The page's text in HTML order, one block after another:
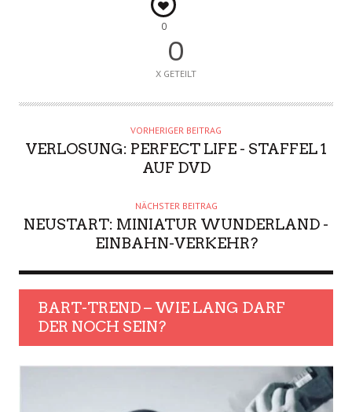
0
0
X GETEILT
VORHERIGER BEITRAG
VERLOSUNG: PERFECT LIFE - STAFFEL 1
AUF DVD
NÄCHSTER BEITRAG
NEUSTART: MINIATUR WUNDERLAND -
EINBAHN-VERKEHR?
BART-TREND – WIE LANG DARF
DER NOCH SEIN?